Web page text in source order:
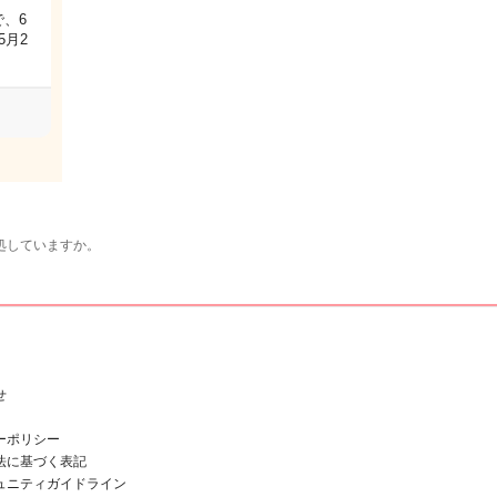
、6
月2
ていますか。
ポリシー
に基づく表記
ニティガイドライン